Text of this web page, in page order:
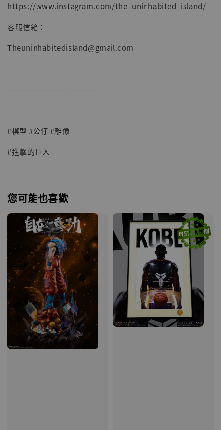
https://www.instagram.com/the_uninhabited_island/
客服信箱：
Theuninhabitedisland@gmail.com
- - - - - - - - - - - - - - - - - - - -
#模型 #公仔 #雕像
#進擊的巨人
您可能也喜歡